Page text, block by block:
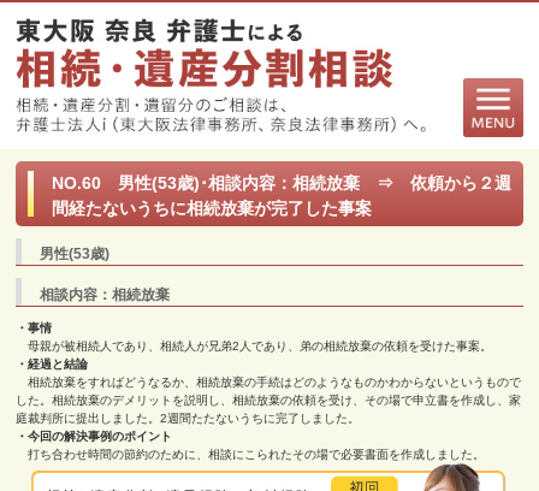
NO.60 男性(53歳)･相談内容：相続放棄 ⇒ 依頼から２週
間経たないうちに相続放棄が完了した事案
男性(53歳)
相談内容：相続放棄
・事情
母親が被相続人であり、相続人が兄弟2人であり、弟の相続放棄の依頼を受けた事案。
・経過と結論
相続放棄をすればどうなるか、相続放棄の手続はどのようなものかわからないというもので
した。相続放棄のデメリットを説明し、相続放棄の依頼を受け、その場で申立書を作成し、家
庭裁判所に提出しました。2週間たたないうちに完了しました。
・今回の解決事例のポイント
打ち合わせ時間の節約のために、相談にこられたその場で必要書面を作成しました。